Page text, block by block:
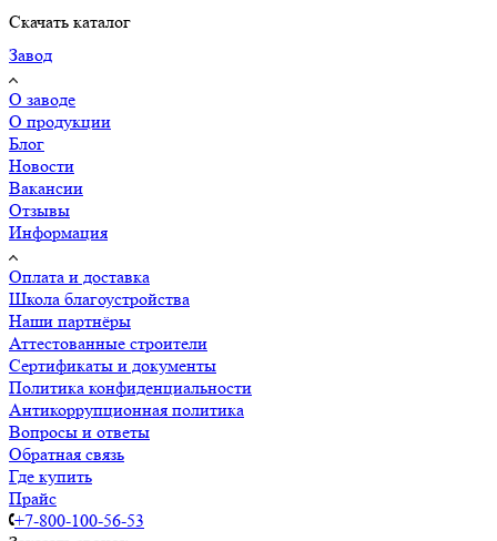
Скачать каталог
Завод
О заводе
О продукции
Блог
Новости
Вакансии
Отзывы
Информация
Оплата и доставка
Школа благоустройства
Наши партнёры
Аттестованные строители
Сертификаты и документы
Политика конфиденциальности
Антикоррупционная политика
Вопросы и ответы
Обратная связь
Где купить
Прайс
+7-800-100-56-53